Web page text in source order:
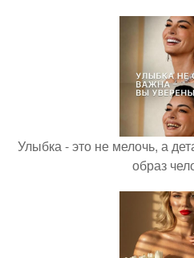
Улыбка - это не мелочь, а
образ